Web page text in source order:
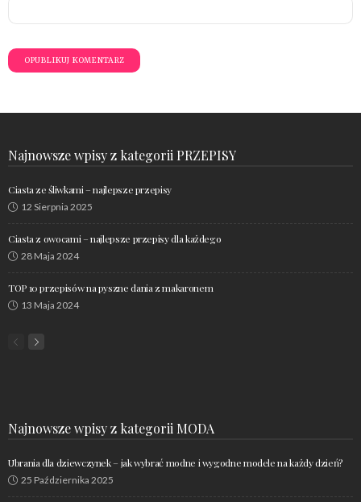
Najnowsze wpisy z kategorii PRZEPISY
Ciasta ze śliwkami – najlepsze przepisy
12 Sierpnia 2025
Ciasta z owocami – najlepsze przepisy dla każdego
28 Maja 2024
TOP 10 przepisów na pyszne dania z makaronem
13 Maja 2024
Najnowsze wpisy z kategorii MODA
Ubrania dla dziewczynek – jak wybrać modne i wygodne modele na każdy dzień?
25 Października 2025